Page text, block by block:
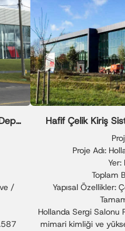
/
Hafif Çelik Kiriş
Proje Adı:
Yer:
Toplam
Yapısal Özellikler:
Hollanda Sergi Salonu
mimari kimliği ve